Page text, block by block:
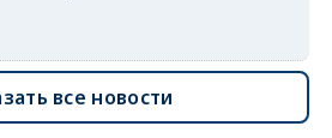
все новости